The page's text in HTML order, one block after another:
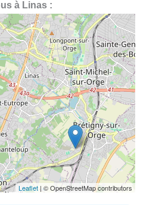
à Linas :
Leaflet | © OpenStreetMap contributors